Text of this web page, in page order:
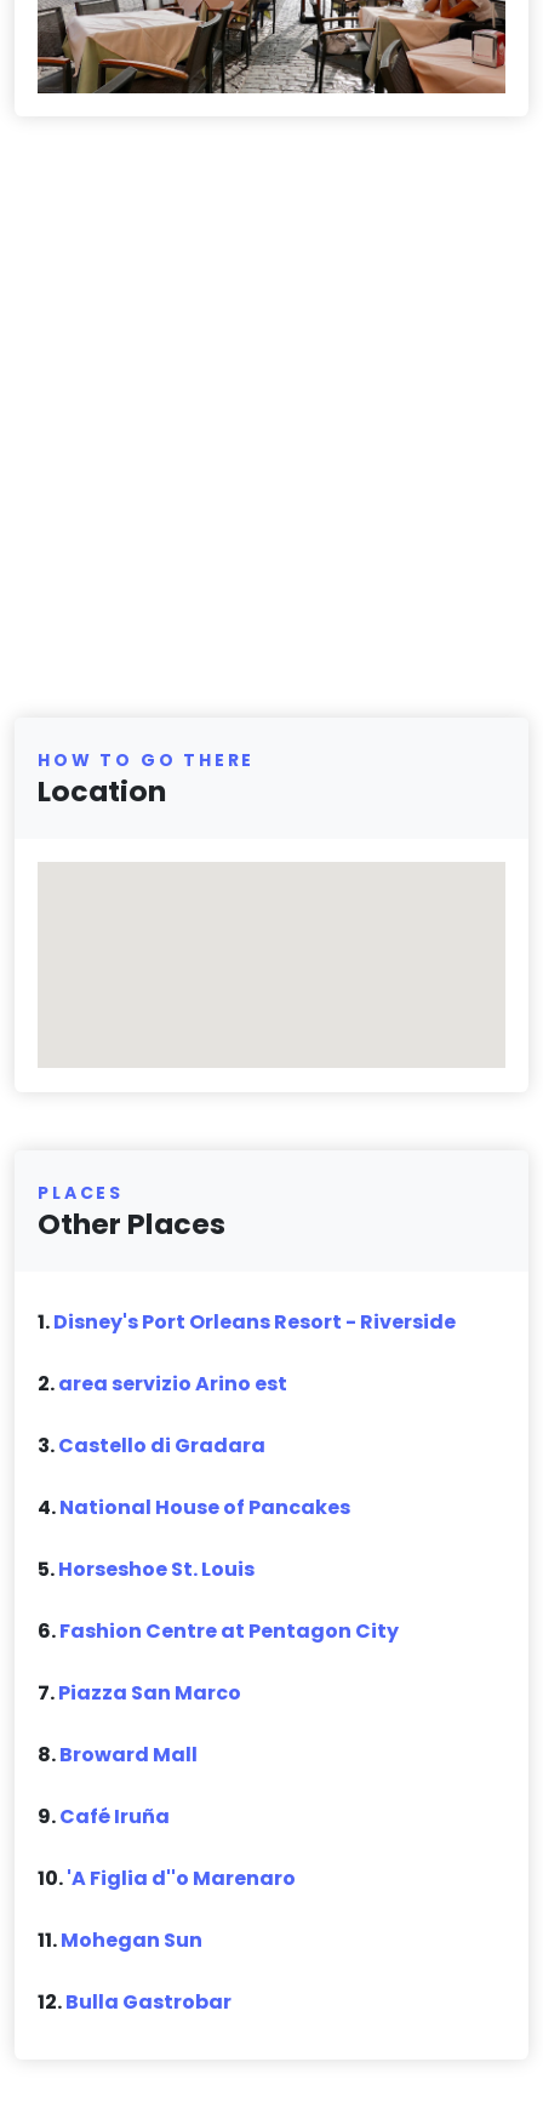
HOW TO GO THERE
Location
PLACES
Other Places
1.Disney's Port Orleans Resort - Riverside
2.area servizio Arino est
3.Castello di Gradara
4.National House of Pancakes
5.Horseshoe St. Louis
6.Fashion Centre at Pentagon City
7.Piazza San Marco
8.Broward Mall
9.Café Iruña
10.'A Figlia d''o Marenaro
11.Mohegan Sun
12.Bulla Gastrobar